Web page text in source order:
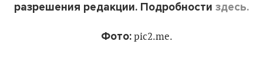
разрешения редакции. Подробности здесь.
Фото:pic2.me.